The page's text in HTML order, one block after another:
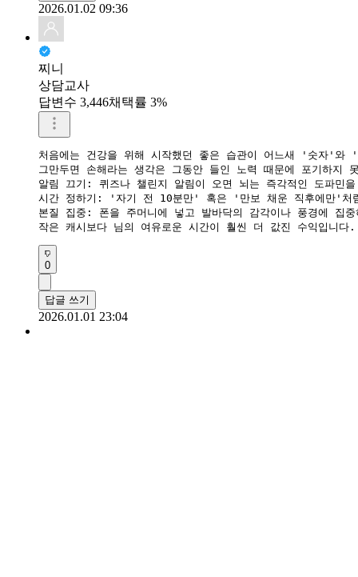
2026.01.02 09:36
찌니
상담교사
답변수 3,446채택률 3%
처음에는 건강을 위해 시작했던 좋은 습관이 어느새 '숫자'와
그만두면 손해라는 생각은 그동안 들인 노력 때문에 포기하
알림 끄기: 퀴즈나 챌린지 알림이 오면 뇌는 즉각적인 도파민
시간 정하기: '자기 전 10분만' 혹은 '만보 채운 직후에만'처
본질 집중: 폰을 주머니에 넣고 발바닥의 감각이나 풍경에 집
​작은 캐시보다 님의 여유로운 시간이 훨씬 더 값진 수익입니다.
0
답글 쓰기
2026.01.01 23:04